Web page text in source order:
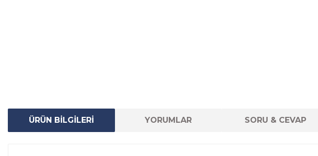
ÜRÜN BİLGİLERİ YORUMLAR SORU & CEVAP